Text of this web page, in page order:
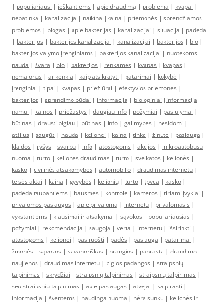
| populiariausi | ieškantiems | apie draudimą | problema | kvapai |
nepatinka | kanalizacija | naikina | kaina | priemonės | sprendžiamos
problemos | blogas | apie bakterijas | kanalizacijai | situacija | padeda
| bakterijos | bakterijos kanalizacijai | kanalizacijai | bakterijos | bio |
bakterijos valymo įrenginiams | bakterijos kanalizacijai | nuotekoms |
nauda | švara | bio | bakterijos | renkamės | kvapas | kvapas |
nemalonus | ar kenkia | kaip atsikratyti | patarimai | kokybė |
įrenginiai | tipai | kvapas | priežiūrai | efektyvios priemonės |
bakterijos | sprendimo būdai | informacija | biologiniai | informacija |
namui | kainos | priežastys | daugiau info | požymiai | pasiūlymai |
būtinas | drausti pigiau | būtinas | info | galimybės | nesidomi |
atšilus | saugūs | nauda | kelionei | kaina | tinka | žinutė | paslauga |
klaidos | ryšys | svarbu | info | atostogoms | akcijos | mikroautobusu
nuoma | turto | kelionės draudimas | turto | sveikatos | kelionės |
kasko | civilinės atsakomybės | automobilio | draudimas internetu |
teisės aktai | kaina | gyvybės | kelionių | turto | tpvca | kasko |
padeda taupantiems | bausmės | kontrolė | kameros | tiriami įvykiai |
privalomos paslaugos | apie privalomą | internetu | privalomasis |
vykstantiems | klausimai ir atsakymai | sąvokos | populiariausias |
požymiai | rekomendacija | saugoja | verta | internetu | išsirinkti |
atostogoms | kelionei | pasiruošti | padės | paslauga | patarimai |
žmonės | sąvokos | savanoriškas | brangios | paprasta | draudimo
naujienos | draudimas internetu | pigios padangos | straipsnių
talpinimas | skrydžiai | straipsnių talpinimas | straipsnių talpinimas |
seo straipsniu talpinimas | apie paslaugas | atvejai | kaip rasti |
informacija | šventėms | naudinga nuoma | nėra sunku | kelionės ir